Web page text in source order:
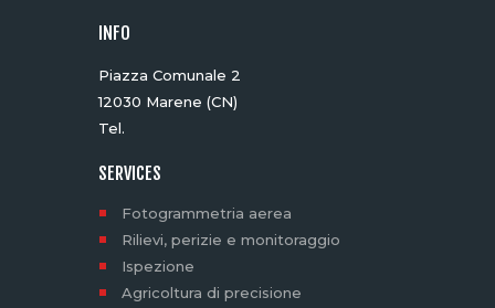
INFO
Piazza Comunale 2
12030 Marene (CN)
Tel.
SERVICES
Fotogrammetria aerea
Rilievi, perizie e monitoraggio
Ispezione
Agricoltura di precisione